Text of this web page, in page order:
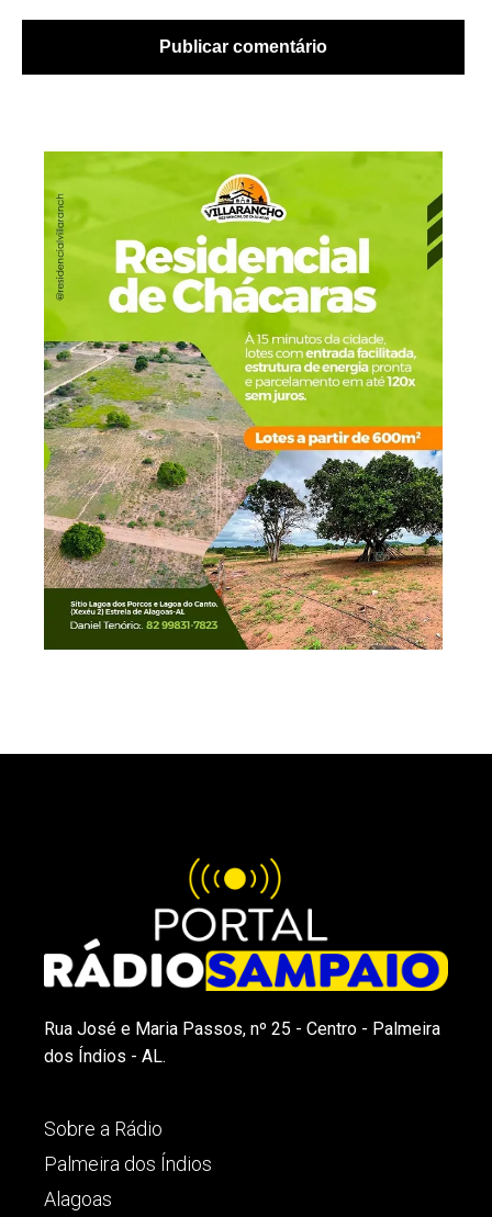
Rua José e Maria Passos, nº 25 - Centro - Palmeira
dos Índios - AL.
Sobre a Rádio
Palmeira dos Índios
Alagoas